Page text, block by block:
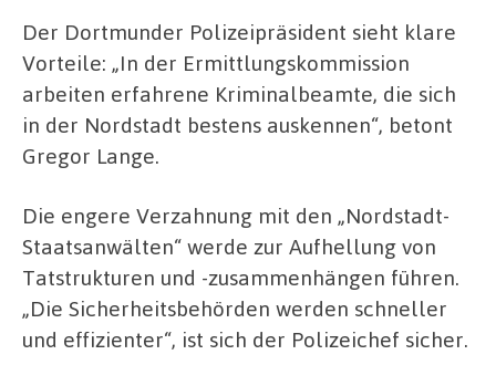
Der Dortmunder Polizeipräsident sieht klare
Vorteile: „In der Ermittlungskommission
arbeiten erfahrene Kriminalbeamte, die sich
in der Nordstadt bestens auskennen“, betont
Gregor Lange.
Die engere Verzahnung mit den „Nordstadt-
Staatsanwälten“ werde zur Aufhellung von
Tatstrukturen und -zusammenhängen führen.
„Die Sicherheitsbehörden werden schneller
und effizienter“, ist sich der Polizeichef sicher.